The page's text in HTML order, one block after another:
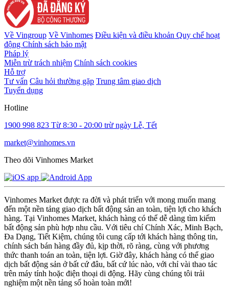
Về Vingroup Về Vinhomes Điều kiện và điều khoản Quy chế hoạt
động Chính sách bảo mật
Pháp lý
Miễn trừ trách nhiệm Chính sách cookies
Hỗ trợ
Tư vấn Câu hỏi thường gặp Trung tâm giao dịch
Tuyển dụng
Hotline
1900 998 823 Từ 8:30 - 20:00 trừ ngày Lễ, Tết
market@vinhomes.vn
Theo dõi Vinhomes Market
Vinhomes Market được ra đời và phát triển với mong muốn mang
đến một nền tảng giao dịch bất động sản an toàn, tiện lợi cho khách
hàng. Tại Vinhomes Market, khách hàng có thể dễ dàng tìm kiếm
bất động sản phù hợp nhu cầu. Với tiêu chí Chính Xác, Minh Bạch,
Đa Dạng, Tiết Kiệm, chúng tôi cung cấp tới khách hàng thông tin,
chính sách bán hàng đầy đủ, kịp thời, rõ ràng, cùng với phương
thức thanh toán an toàn, tiện lợi. Giờ đây, khách hàng có thể giao
dịch bất động sản ở bất cứ đâu, bất cứ lúc nào, với chỉ vài thao tác
trên máy tính hoặc điện thoại di động. Hãy cùng chúng tôi trải
nghiệm một nền tảng số hoàn toàn mới!